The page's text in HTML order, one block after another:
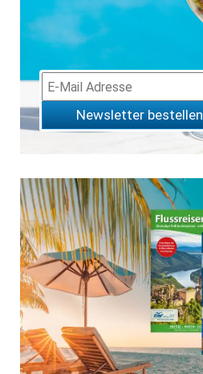
Newsletter bestellen